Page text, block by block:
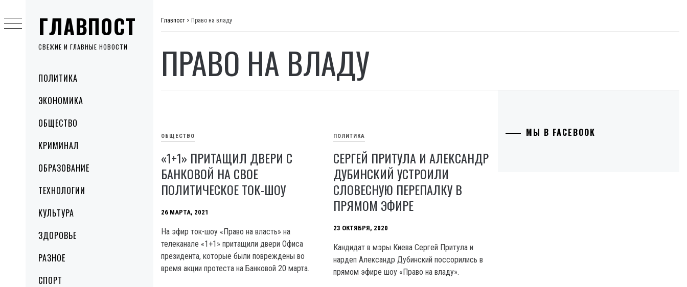
ГЛАВПОСТ
СВЕЖИЕ И ГЛАВНЫЕ НОВОСТИ
MenuПОЛИТИКА
ЭКОНОМИКА
ОБЩЕСТВО
КРИМИНАЛ
ОБРАЗОВАНИЕ
ТЕХНОЛОГИИ
КУЛЬТУРА
ЗДОРОВЬЕ
РАЗНОЕ
СПОРТ
to
content
Главпост > Право на владу
ПРАВО НА ВЛАДУ
ОБЩЕСТВО
«1+1» ПРИТАЩИЛ ДВЕРИ С
БАНКОВОЙ НА СВОЕ
ПОЛИТИЧЕСКОЕ ТОК-ШОУ
26 МАРТА, 2021
На эфир ток-шоу «Право на власть» на
телеканале «1+1» притащили двери Офиса
президента, которые были повреждены во
время акции протеста на Банковой 20 марта.
ПОЛИТИКА
СЕРГЕЙ ПРИТУЛА И АЛЕКСАНДР
ДУБИНСКИЙ УСТРОИЛИ
СЛОВЕСНУЮ ПЕРЕПАЛКУ В
ПРЯМОМ ЭФИРЕ
23 ОКТЯБРЯ, 2020
Кандидат в мэры Киева Сергей Притула и
нардеп Александр Дубинский поссорились в
прямом эфире шоу «Право на владу».
МЫ В FACEBOOK